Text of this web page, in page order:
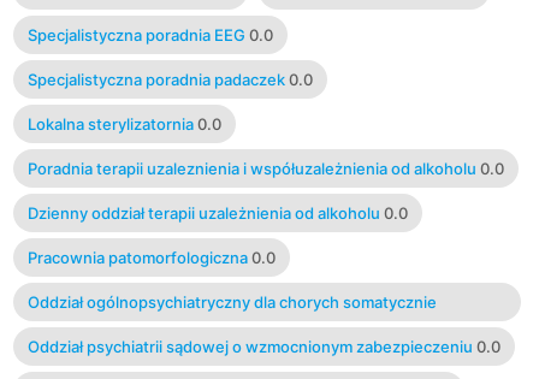
Specjalistyczna poradnia EEG 0.0
Specjalistyczna poradnia padaczek 0.0
Lokalna sterylizatornia 0.0
Poradnia terapii uzaleznienia i współuzależnienia od alkoholu 0.0
Dzienny oddział terapii uzależnienia od alkoholu 0.0
Pracownia patomorfologiczna 0.0
Oddział ogólnopsychiatryczny dla chorych somatycznie
(psychosomatyczny) 0.0
Oddział psychiatrii sądowej o wzmocnionym zabezpieczeniu 0.0